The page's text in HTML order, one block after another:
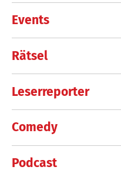
Events
Rätsel
Leserreporter
Comedy
Podcast